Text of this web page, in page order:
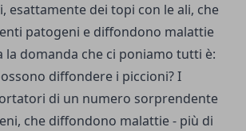
esattamente dei topi con le ali, che
patogeni e diffondono malattie
la domanda che ci poniamo tutti è:
diffondere i piccioni? I
di un numero sorprendente
che diffondono malattie - più di